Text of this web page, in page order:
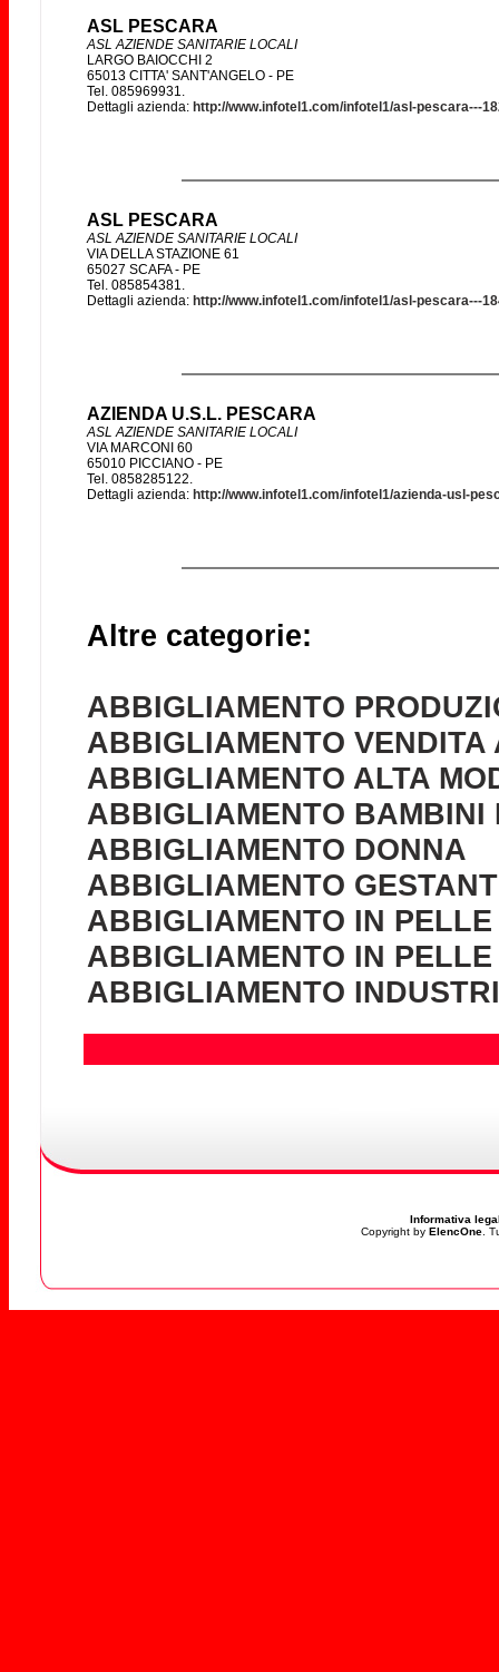
ASL PESCARA
ASL AZIENDE SANITARIE LOCALI
LARGO BAIOCCHI 2
65013 CITTA' SANT'ANGELO - PE
Tel. 085969931.
Dettagli azienda: http://www.infotel1.com/infotel1/asl-pescara---
ASL PESCARA
ASL AZIENDE SANITARIE LOCALI
VIA DELLA STAZIONE 61
65027 SCAFA - PE
Tel. 085854381.
Dettagli azienda: http://www.infotel1.com/infotel1/asl-pescara---
AZIENDA U.S.L. PESCARA
ASL AZIENDE SANITARIE LOCALI
VIA MARCONI 60
65010 PICCIANO - PE
Tel. 0858285122.
Dettagli azienda: http://www.infotel1.com/infotel1/azienda-usl-
Altre categorie:
ABBIGLIAMENTO
ABBIGLIAMENTO VENDITA
ABBIGLIAMENTO ALTA
ABBIGLIAMENTO BAMBINI
ABBIGLIAMENTO DONNA
ABBIGLIAMENTO
ABBIGLIAMENTO IN
ABBIGLIAMENTO IN
ABBIGLIAMENTO
Informativa
Copyright by ElencOne.